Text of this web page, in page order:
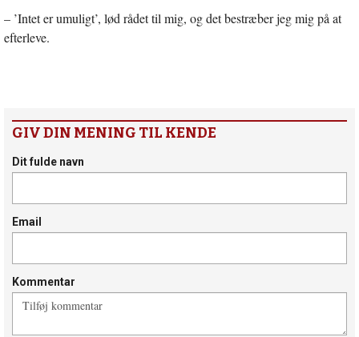
– ’Intet er umuligt’, lød rådet til mig, og det bestræber jeg mig på at
efterleve.
GIV DIN MENING TIL KENDE
Dit fulde navn
Email
Kommentar